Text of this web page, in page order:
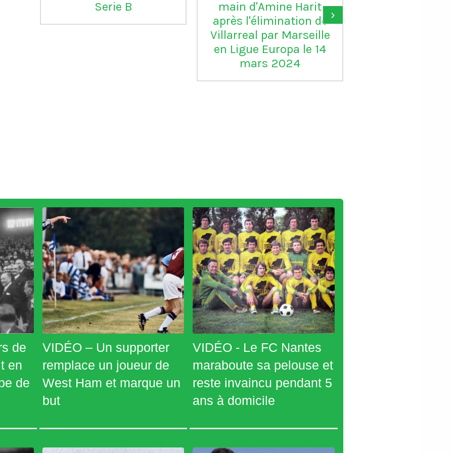
Serie B
main d'Amine Harit
après l'élimination de
Villarreal par Marseille
en Ligue Europa le 14
mars 2024
›
de
en
de
VIDÉO – Un supporter
remplace un joueur de
West Ham et marque un
but
VIDÉO - Le FC Nantes
maraboute sa pelouse et
reste invaincu pendant 5
ans à domicile